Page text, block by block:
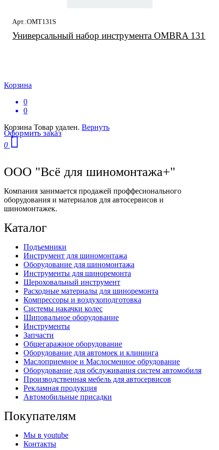
Арт.:OMT131S
Универсальный набор инструмента OMBRA 131
Корзина
0
0
Корзина Товар удален. Вернуть
0
Оформить заказ
ООО "Всё для шиномонтажа+"
Компания занимается продажей проффесионального
оборудования и материалов для автосервисов и
шиномонтажек.
Каталог
Подъемники
Инструмент для шиномонтажа
Оборудование для шиномонтажа
Инструменты для шиноремонта
Шероховальный инструмент
Расходные материалы для шиноремонта
Компрессоры и воздухоподготовка
Системы накачки колес
Шиповальное оборудование
Инструменты
Запчасти
Общегаражное оборудование
Оборудование для автомоек и клининга
Маслоприемное и Маслосменное обрудование
Оборудование для обслуживания систем автомобиля
Производственная мебель для автосервисов
Рекламная продукция
Автомобильные присадки
Покупателям
Мы в youtube
Контакты